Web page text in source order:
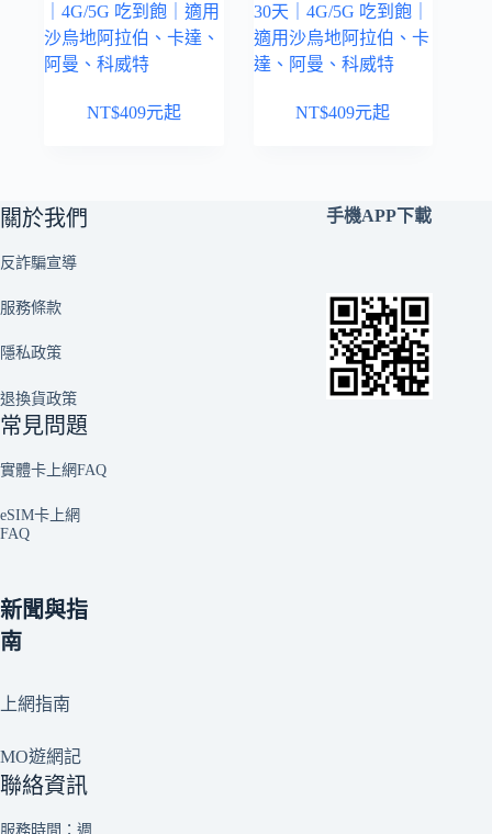
｜4G/5G 吃到飽｜適用
沙烏地阿拉伯、卡達、
阿曼、科威特
NT$409元起
30天｜4G/5G 吃到飽｜
適用沙烏地阿拉伯、卡
達、阿曼、科威特
NT$409元起
關於我們
反詐騙宣導
服務條款
隱私政策
退換貨政策
常見問題
實體卡上網FAQ
eSIM卡上網
FAQ
新聞與指
南
上網指南
MO遊網記
聯絡資訊
服務時間：週
手機APP下載